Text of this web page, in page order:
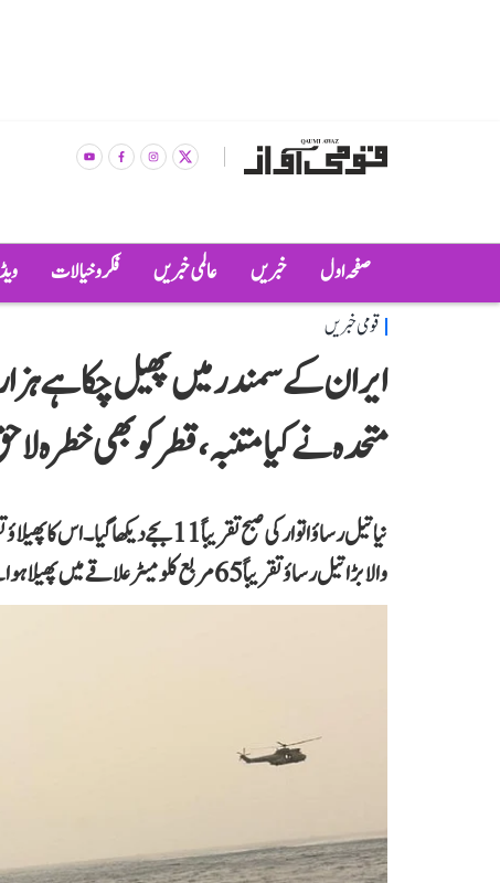
صفحہ اول خبریں عالمی خبریں فکر و خیالات
قومی خبریں
ایران کے سمندر میں پھیل چکا ہے
متحدہ نے کیا متنبہ، قطر کو بھی خطرہ
والا بڑا تیل رساؤ تقریباً 65 مربع کلومیٹر علاقے میں پھیلا ہوا ہے۔